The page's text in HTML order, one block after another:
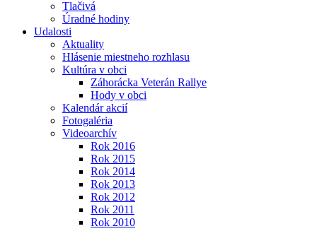
Tlačivá
Úradné hodiny
Udalosti
Aktuality
Hlásenie miestneho rozhlasu
Kultúra v obci
Záhorácka Veterán Rallye
Hody v obci
Kalendár akcií
Fotogaléria
Videoarchív
Rok 2016
Rok 2015
Rok 2014
Rok 2013
Rok 2012
Rok 2011
Rok 2010